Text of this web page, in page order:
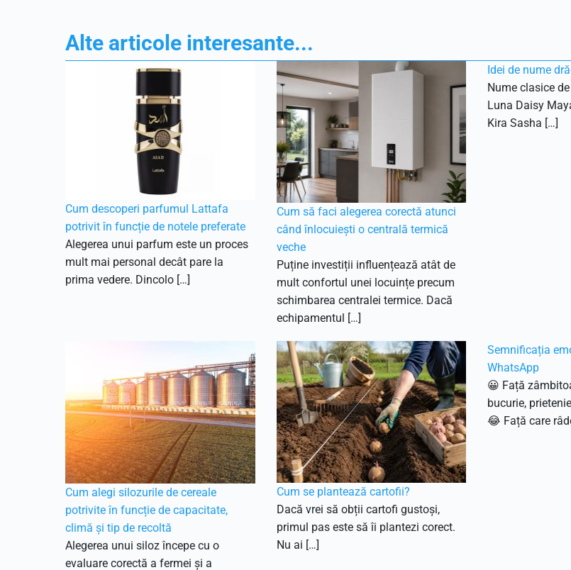
Alte articole interesante...
Cum descoperi parfumul Lattafa
potrivit în funcție de notele preferate
Alegerea unui parfum este un proces
mult mai personal decât pare la
prima vedere. Dincolo […]
Cum să faci alegerea corectă atunci
când înlocuiești o centrală termică
veche
Puține investiții influențează atât de
mult confortul unei locuințe precum
schimbarea centralei termice. Dacă
echipamentul […]
Idei de nume
Nume clasice
Luna Daisy
Kira Sasha […]
Cum alegi silozurile de cereale
potrivite în funcție de capacitate,
climă și tip de recoltă
Alegerea unui siloz începe cu o
evaluare corectă a fermei și a
Cum se plantează cartofii?
Dacă vrei să obții cartofi gustoși,
primul pas este să îi plantezi corect.
Nu ai […]
Semnificația
WhatsApp
😀 Față
bucurie,
😂 Față care